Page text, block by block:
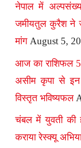
नेपाल में
जमीयतुल कुरैश ने
मांग August 5,
आज का राशिफल
असीम कृपा से इन
विस्तृत भविष्यफल
चंबल में युवती की
कराया रेस्क्यू